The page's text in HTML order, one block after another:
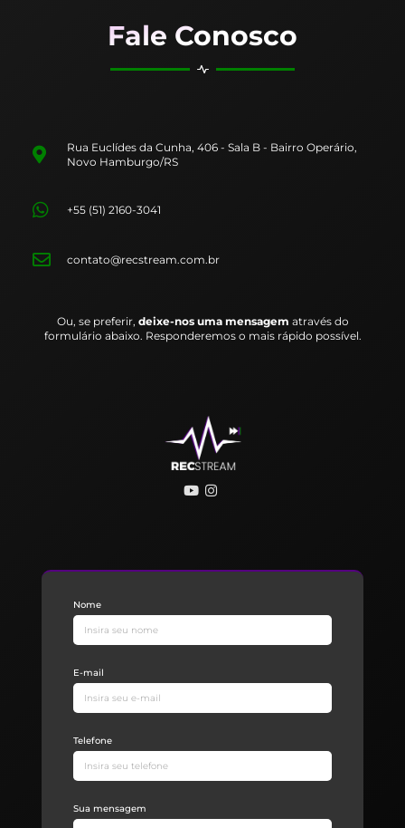
Fale Conosco
Rua Euclídes da Cunha, 406 - Sala B - Bairro Operário,
Novo Hamburgo/RS
+55 (51) 2160-3041
contato@recstream.com.br
Ou, se preferir, deixe-nos uma mensagem através do
formulário abaixo. Responderemos o mais rápido possível.
Nome
E-mail
Telefone
Sua mensagem